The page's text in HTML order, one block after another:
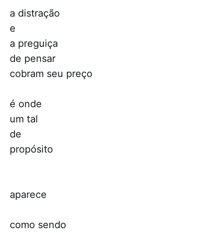
a distração
e
a preguiça
de pensar
cobram seu preço
é onde
um tal
de
propósito
aparece
como sendo